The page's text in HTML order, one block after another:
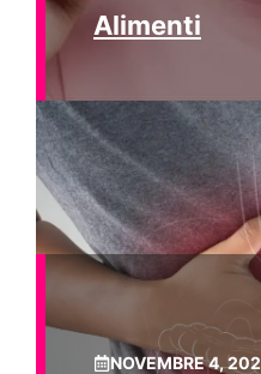
Alimenti
NOVEMBRE 4,